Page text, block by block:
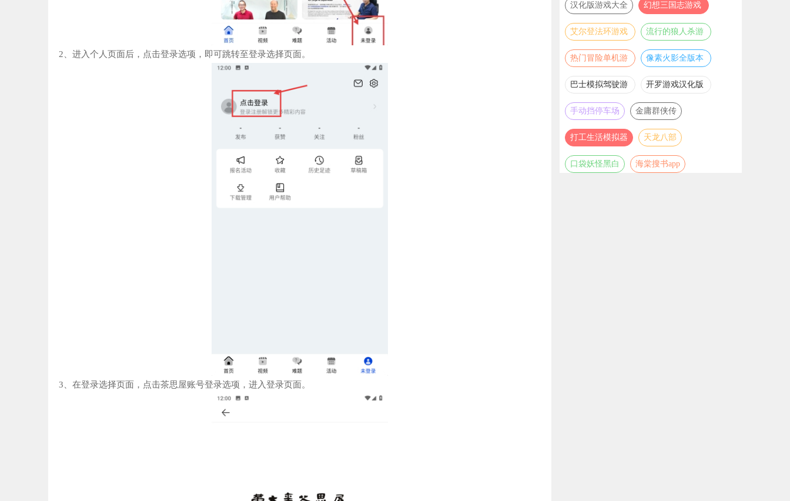
2、进入个人页面后，点击登录选项，即可跳转至登录选择页面。
3、在登录选择页面，点击茶思屋账号登录选项，进入登录页面。
汉化版游戏大全
幻想三国志游戏
辅助合集
艾尔登法环游戏
辅助合集
流行的狼人杀游
戏合集
热门冒险单机游
戏合集
像素火影全版本
合集
巴士模拟驾驶游
戏合集
开罗游戏汉化版
大全
手动挡停车场
金庸群侠传
打工生活模拟器 天龙八部
口袋妖怪黑白 海棠搜书app